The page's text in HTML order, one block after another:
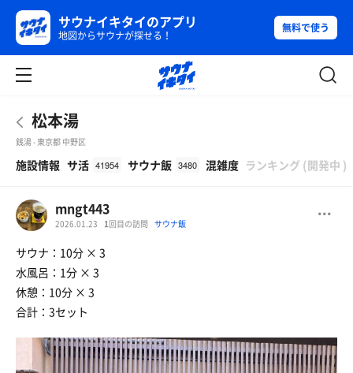
サウナイキタイのアプリ
地図からサウナが探せる！
無料で使う
松本湯
銭湯 - 東京都 中野区
施設情報 サ活 41954 サウナ飯 3480 混雑度 ランキング (開発中 )
mngt443
2026.01.23 1回目の訪問 サウナ飯
サウナ：10分 × 3
水風呂：1分 × 3
休憩：10分 × 3
合計：3セット